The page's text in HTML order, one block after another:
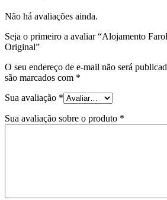
Não há avaliações ainda.
Seja o primeiro a avaliar “Alojamento
Original”
O seu endereço de e-mail não será
são marcados com *
Sua avaliação *
Sua avaliação sobre o produto *